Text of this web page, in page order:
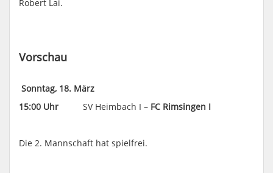
Robert Lai.
Vorschau
Sonntag, 18. März
15:00 Uhr SV Heimbach I – FC Rimsingen I
Die 2. Mannschaft hat spielfrei.